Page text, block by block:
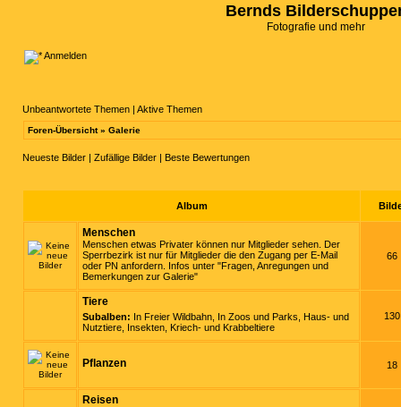
Bernds
Fotografie und mehr
Anmelden
Unbeantwortete Themen | Aktive Themen
Foren-Übersicht» Galerie
Neueste Bilder | Zufällige Bilder | Beste Bewertungen
Album
Menschen
Menschen etwas Privater können nur Mitglieder sehen. Der
Sperrbezirk ist nur für Mitglieder die den Zugang per E-Mail
oder PN anfordern. Infos unter "Fragen, Anregungen und
Bemerkungen zur Galerie"
66
Tiere
Subalben: In Freier Wildbahn In Zoos und Parks Haus- und
Nutztiere Insekten, Kriech- und Krabbeltiere
130
Pflanzen 18
Reisen